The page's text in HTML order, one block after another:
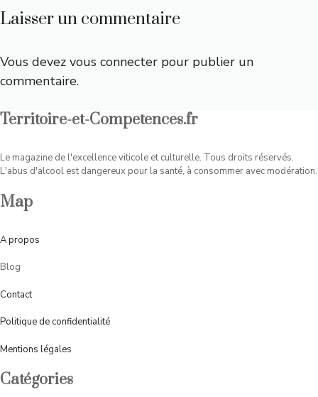
Laisser un commentaire
Vous devez vous connecter pour publier un
commentaire.
Territoire-et-Competences.fr
Le magazine de l'excellence viticole et culturelle. Tous droits réservés.
L'abus d'alcool est dangereux pour la santé, à consommer avec modération.
Map
Apropos
Blog
Contact
Politique de confidentialité
Mentions légales
Catégories